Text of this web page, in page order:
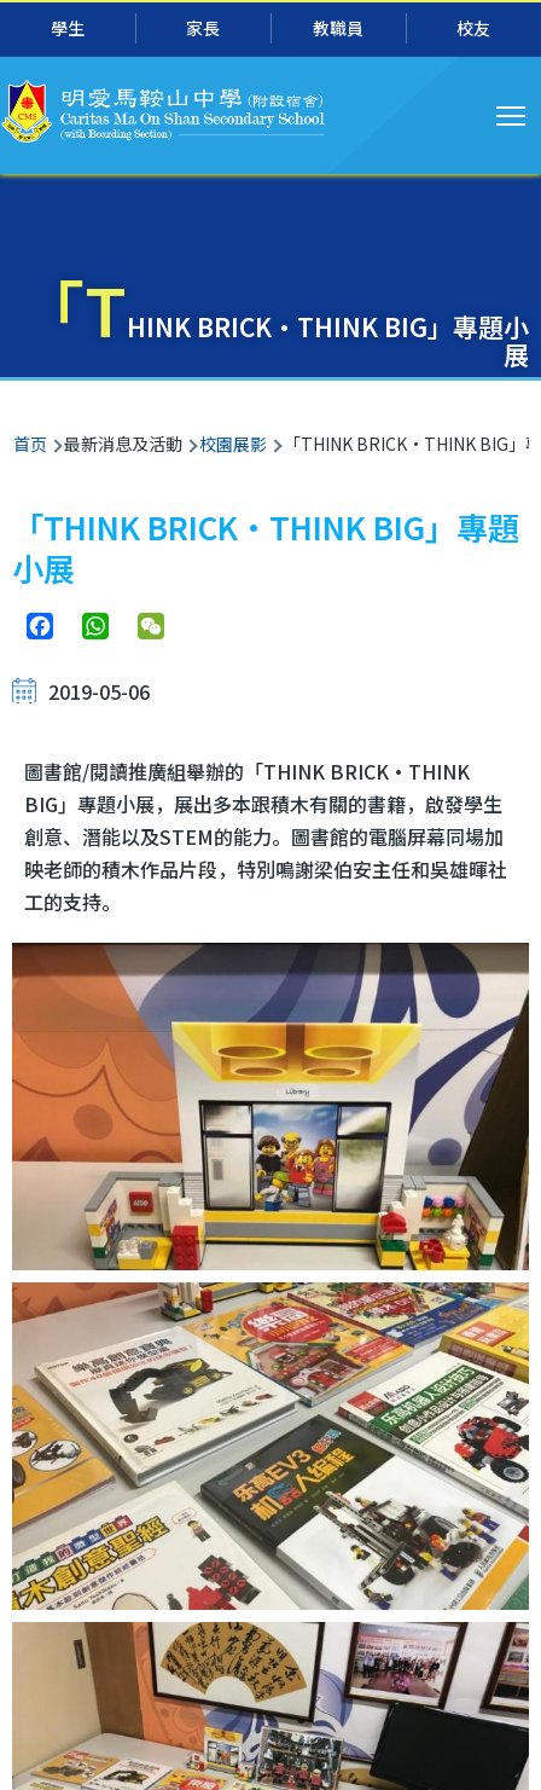
跳转到主要内容
學生 家長 教職員 校友
导
航
「THINK BRICK·THINK BIG」專題小
展
面
包
屑
首页 最新消息及活動 校園展影 「THINK BRICK·THINK BIG」
「THINK BRICK·THINK BIG」專題
小展
FacebookWhatsApp
2019-05-06
圖書館/閱讀推廣組舉辦的「THINK BRICK·THINK
BIG」專題小展，展出多本跟積木有關的書籍，啟發學生
創意、潛能以及STEM的能力。圖書館的電腦屏幕同場加
映老師的積木作品片段，特別鳴謝梁伯安主任和吳雄暉社
工的支持。